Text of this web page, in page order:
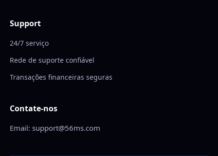
Support
24/7 serviço
Rede de suporte confiável
Transações financeiras seguras
Contate-nos
Email: support@56ms.com